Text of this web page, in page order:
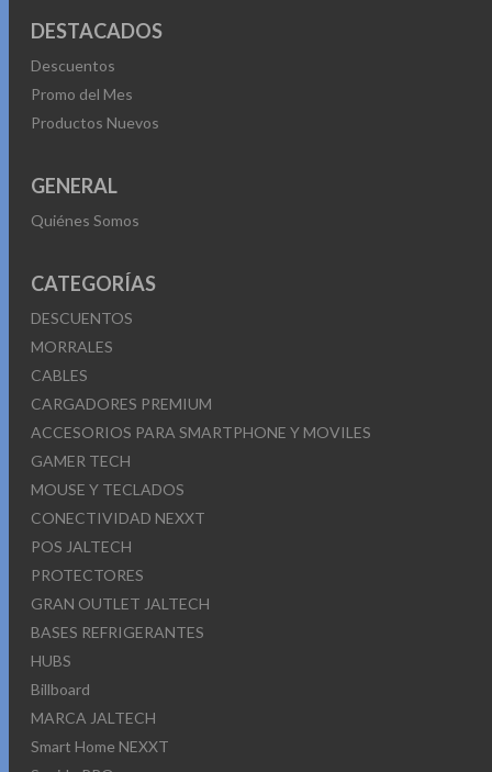
DESTACADOS
Descuentos
Promo del Mes
Productos Nuevos
GENERAL
Quiénes Somos
CATEGORÍAS
DESCUENTOS
MORRALES
CABLES
CARGADORES PREMIUM
ACCESORIOS PARA SMARTPHONE Y MOVILES
GAMER TECH
MOUSE Y TECLADOS
CONECTIVIDAD NEXXT
POS JALTECH
PROTECTORES
GRAN OUTLET JALTECH
BASES REFRIGERANTES
HUBS
Billboard
MARCA JALTECH
Smart Home NEXXT